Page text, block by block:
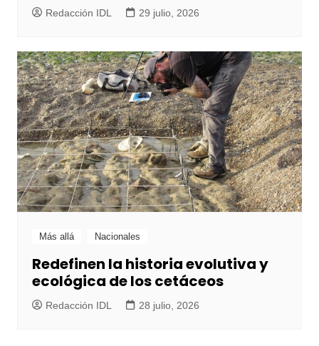
Redacción IDL 29 julio, 2026
Más allá Nacionales
Redefinen la historia evolutiva y
ecológica de los cetáceos
Redacción IDL 28 julio, 2026